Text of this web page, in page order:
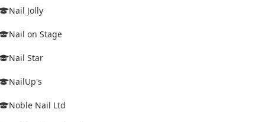
Nail Jolly
Nail on Stage
Nail Star
NailUp's
Noble Nail Ltd